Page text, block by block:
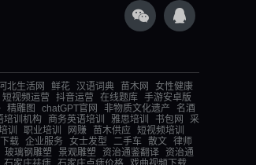
北生活网 鲜花 汉语词典 苗木网
女性健康
短视频运营 抖音运营 在线题库 手游安卓版
精雕图 chatGPT官网 非物质文化遗产
名酒
培训机构 商务英语培训 雅思培训 书包网
采
训 职业培训 网赚 苗木供应 短视频培训
载 企业服务 女士发型 二手车 散文 律师
玻璃钢雕塑 景观雕塑 资治通鉴翻译
资治通